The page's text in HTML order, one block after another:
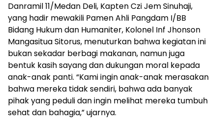
Danramil 11/Medan Deli, Kapten Czi Jem Sinuhaji,
yang hadir mewakili Pamen Ahli Pangdam I/BB
Bidang Hukum dan Humaniter, Kolonel Inf Jhonson
Mangasitua Sitorus, menuturkan bahwa kegiatan ini
bukan sekadar berbagi makanan, namun juga
bentuk kasih sayang dan dukungan moral kepada
anak-anak panti. “Kami ingin anak-anak merasakan
bahwa mereka tidak sendiri, bahwa ada banyak
pihak yang peduli dan ingin melihat mereka tumbuh
sehat dan bahagia,” ujarnya.